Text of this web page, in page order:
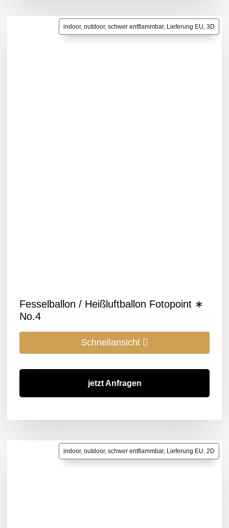
indoor, outdoor, schwer entflammbar, Lieferung EU, 3D
Fesselballon / Heißluftballon Fotopoint ∗
No.4
Schnellansicht
jetzt Anfragen
indoor, outdoor, schwer entflammbar, Lieferung EU, 2D